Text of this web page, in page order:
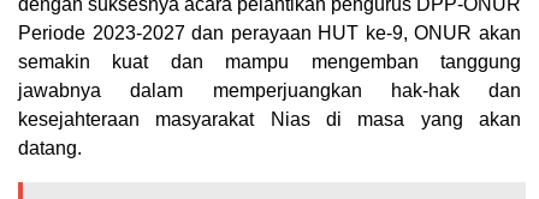
dengan suksesnya acara pelantikan pengurus DPP-ONUR
Periode 2023-2027 dan perayaan HUT ke-9, ONUR akan
semakin kuat dan mampu mengemban tanggung
jawabnya dalam memperjuangkan hak-hak dan
kesejahteraan masyarakat Nias di masa yang akan
datang.